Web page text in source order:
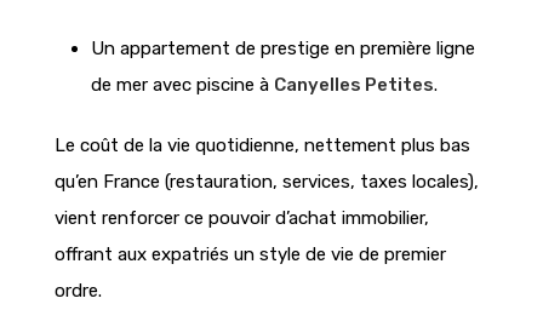
Un appartement de prestige en première ligne
de mer avec piscine à Canyelles Petites.
Le coût de la vie quotidienne, nettement plus bas
qu’en France (restauration, services, taxes locales),
vient renforcer ce pouvoir d’achat immobilier,
offrant aux expatriés un style de vie de premier
ordre.